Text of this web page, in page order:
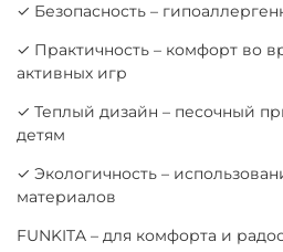
✓ Безопасность –
✓ Практичность – комфорт во
активных игр
✓ Теплый дизайн – песочный
детям
✓ Экологичность –
материалов
FUNKITA – для комфорта и